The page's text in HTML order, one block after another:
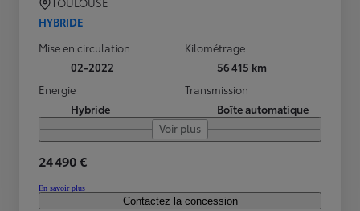
HYBRIDE
Mise en circulation
02-2022
Kilométrage
56 415 km
Energie
Hybride
Transmission
Boîte automatique
Voir plus
24 490 €
En savoir plus
Contactez la concession